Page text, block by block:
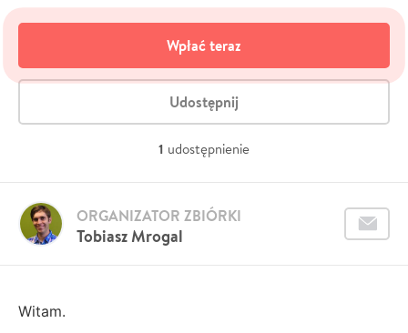
Wpłać teraz
Udostępnij
1 udostępnienie
Tobiasz Mrogal
ORGANIZATOR ZBIÓRKI
Witam.